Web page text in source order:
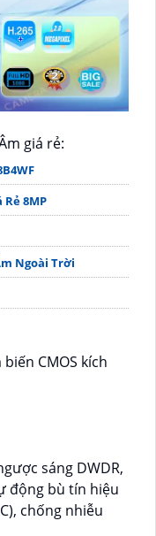
giá rẻ:
Rẻ 8MP
Ngoài Trời
CMOS kích
sáng DWDR,
động bù tín hiệu
chống nhiễu